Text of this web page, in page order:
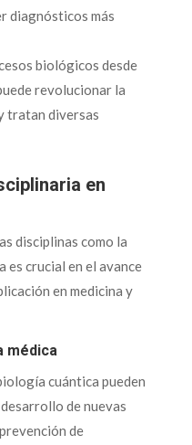
diagnósticos más
biológicos desde
revolucionar la
tratan diversas
en
disciplinas como la
es crucial en el avance
en medicina y
médica
cuántica pueden
de nuevas
de